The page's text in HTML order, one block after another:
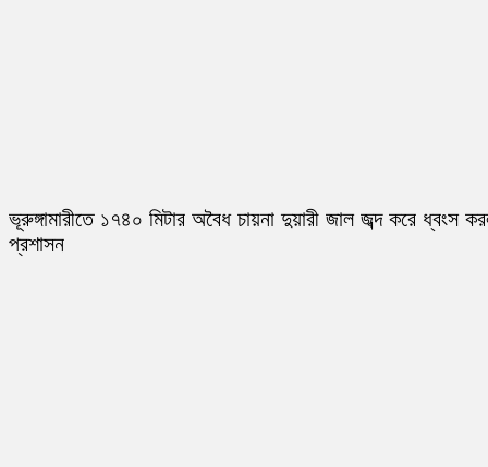
ভূরুঙ্গামারীতে ১৭৪০ মিটার অবৈধ চায়না দুয়ারী জাল জব্দ করে ধ্বংস
প্রশাসন